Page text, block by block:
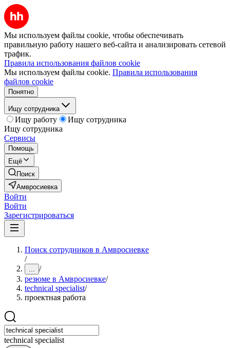
Мы используем файлы cookie, чтобы обеспечивать
правильную работу нашего веб-сайта и анализировать сетевой
трафик.
Правила использования файлов cookie
Мы используем файлы cookie. Правила использования
файлов cookie
Понятно
Ищу сотрудника
Ищу работу
Ищу сотрудника
Ищу сотрудника
Сервисы
Помощь
Ещё
Поиск
Амвросиевка
Войти
Войти
Зарегистрироваться
Поиск сотрудников в Амвросиевке
/
... /
резюме в Амвросиевке/
technical specialist/
проектная работа
technical specialist